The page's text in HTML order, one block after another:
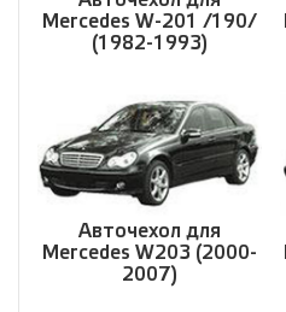
Mercedes W-201 /190/
(1982-1993)
Авточехол для
Mercedes W203 (2000-
2007)